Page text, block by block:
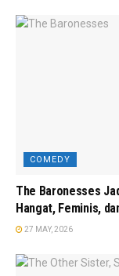
COMEDY
The Baronesses
Hangat, Feminis,
27 MAY, 2026